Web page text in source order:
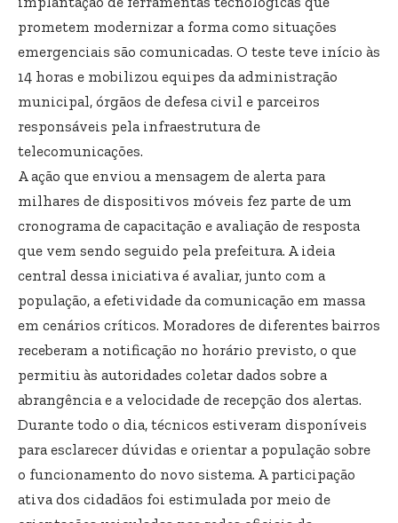
prometem modernizar a forma como situações
emergenciais são comunicadas. O teste teve início às
14 horas e mobilizou equipes da administração
municipal, órgãos de defesa civil e parceiros
responsáveis pela infraestrutura de
telecomunicações.
A ação que enviou a mensagem de alerta para
milhares de dispositivos móveis fez parte de um
cronograma de capacitação e avaliação de resposta
que vem sendo seguido pela prefeitura. A ideia
central dessa iniciativa é avaliar, junto com a
população, a efetividade da comunicação em massa
em cenários críticos. Moradores de diferentes bairros
receberam a notificação no horário previsto, o que
permitiu às autoridades coletar dados sobre a
abrangência e a velocidade de recepção dos alertas.
Durante todo o dia, técnicos estiveram disponíveis
para esclarecer dúvidas e orientar a população sobre
o funcionamento do novo sistema. A participação
ativa dos cidadãos foi estimulada por meio de